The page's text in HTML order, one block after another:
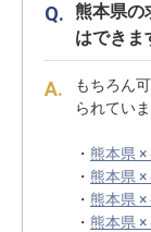
熊本県の
はできま
もちろん
られていま
・ 熊本県 ×
・ 熊本県 ×
・ 熊本県 ×
・ 熊本県 ×